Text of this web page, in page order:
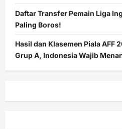
Daftar Transfer Pemain Liga
Paling Boros!
Hasil dan Klasemen Piala AFF
Grup A, Indonesia Wajib